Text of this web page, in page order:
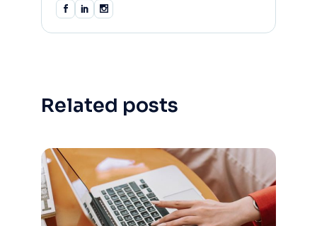
Related posts